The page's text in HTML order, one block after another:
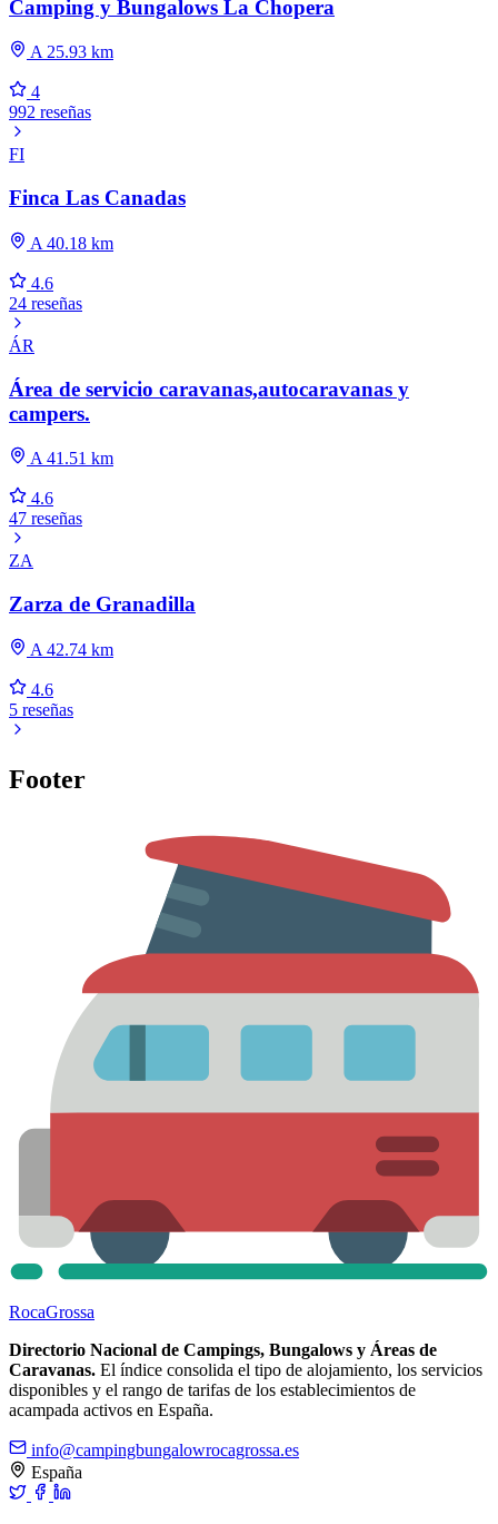
Camping y Bungalows La Chopera
A 25.93 km
4
992 reseñas
FI
Finca Las Canadas
A 40.18 km
4.6
24 reseñas
ÁR
Área de servicio caravanas,autocaravanas y
campers.
A 41.51 km
4.6
47 reseñas
ZA
Zarza de Granadilla
A 42.74 km
4.6
5 reseñas
Footer
RocaGrossa
Directorio Nacional de Campings, Bungalows y Áreas de
Caravanas. El índice consolida el tipo de alojamiento, los servicios
disponibles y el rango de tarifas de los establecimientos de
acampada activos en España.
info@campingbungalowrocagrossa.es
España